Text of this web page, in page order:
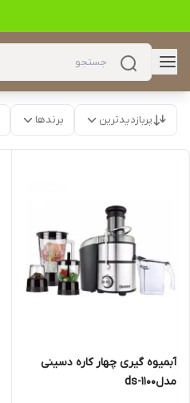
پربازدیدترین برندها
آبمیوه گیر‌ی چهار کاره دسینی
مدلds-1100